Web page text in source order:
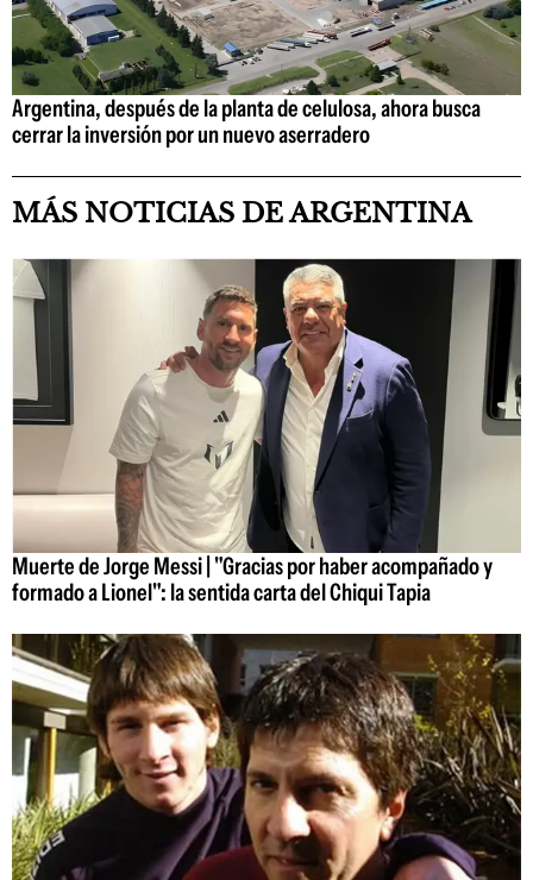
Argentina, después de la planta de celulosa, ahora busca
cerrar la inversión por un nuevo aserradero
MÁS NOTICIAS DE ARGENTINA
Muerte de Jorge Messi | "Gracias por haber acompañado y
formado a Lionel": la sentida carta del Chiqui Tapia